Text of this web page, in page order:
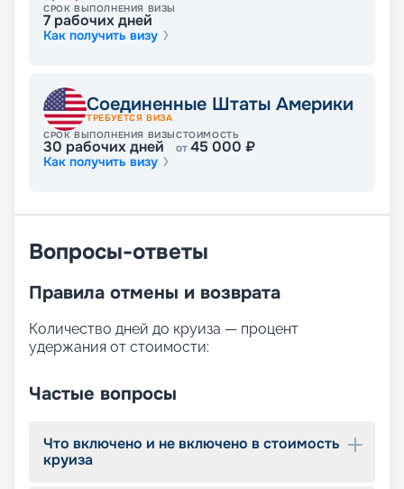
- 2027 г. легко, даже не вставая из-за компьютера
или планшета. Раннее бронирование позволит
выбрать лучшие места.
СРОК ВЫПОЛНЕНИЯ ВИЗЫ
7 рабочих дней
Как получить визу
Соединенные Штаты Америки
ТРЕБУЕТСЯ ВИЗА
СРОК ВЫПОЛНЕНИЯ ВИЗЫ
30 рабочих дней
СТОИМОСТЬ
от45 000 ₽
Как получить визу
Вопросы-ответы
Правила отмены и возврата
Количество дней до круиза — процент
удержания от стоимости:
Частые вопросы
Что включено и не включено в стоимость
круиза